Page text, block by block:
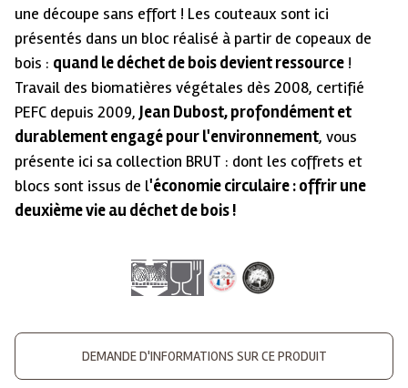
une découpe sans effort ! Les couteaux sont ici
présentés dans un bloc réalisé à partir de copeaux de
bois : quand le déchet de bois devient ressource !
Travail des biomatières végétales dès 2008, certifié
PEFC depuis 2009, Jean Dubost, profondément et
durablement engagé pour l'environnement, vous
présente ici sa collection BRUT : dont les coffrets et
blocs sont issus de l'économie circulaire : offrir une
deuxième vie au déchet de bois !
DEMANDE D'INFORMATIONS SUR CE PRODUIT